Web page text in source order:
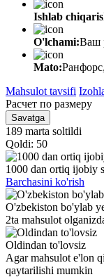
Ishlab
O'lchami:Ваш
Mato:
Mahsulot tavsifi
Расчет по размеру
Savatga
189 marta soltildi
Qoldi: 50
1000 dan ortiq ijobiy
Barchasini ko'rish
O'zbekiston bo'ylab
2ta mahsulot
Oldindan to'lovsiz
Agar mahsulot e'lon
qaytarilishi mumkin